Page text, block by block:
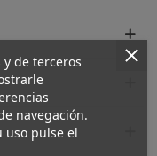
de terceros
navegación.
uso pulse el